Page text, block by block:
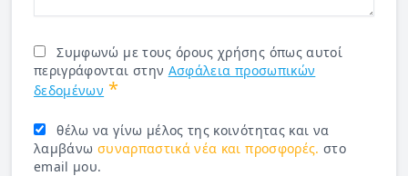
Συμφωνώ με τους όρους χρήσης όπως αυτοί
περιγράφονται στην Ασφάλεια προσωπικών
δεδομένων *
θέλω να γίνω μέλος της κοινότητας και να
λαμβάνω συναρπαστικά νέα και προσφορές. στο
email μου.